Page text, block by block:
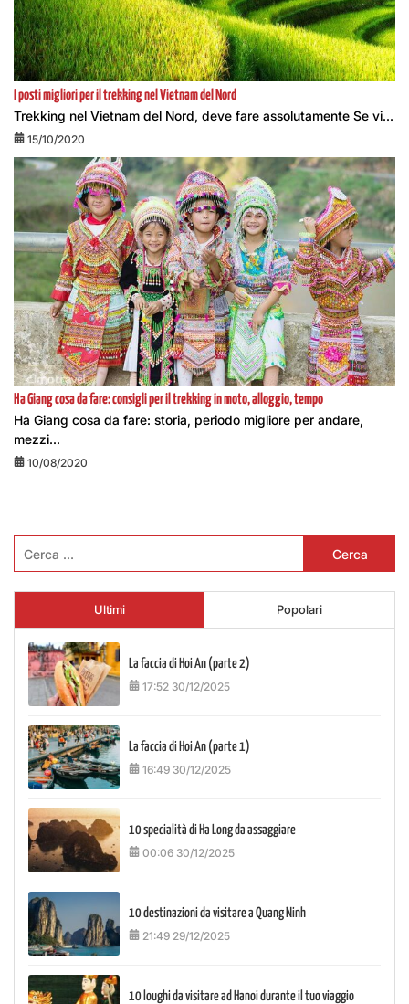
I posti migliori per il trekking nel Vietnam del Nord
Trekking nel Vietnam del Nord, deve fare assolutamente Se vi...
15/10/2020
Ha Giang cosa da fare: consigli per il trekking in moto, alloggio, tempo
Ha Giang cosa da fare: storia, periodo migliore per andare,
mezzi...
10/08/2020
per:
Ultimi Popolari
La faccia di Hoi An (parte 2)
17:52 30/12/2025
La faccia di Hoi An (parte 1)
16:49 30/12/2025
10 specialità di Ha Long da assaggiare
00:06 30/12/2025
10 destinazioni da visitare a Quang Ninh
21:49 29/12/2025
10 loughi da visitare ad Hanoi durante il tuo viaggio